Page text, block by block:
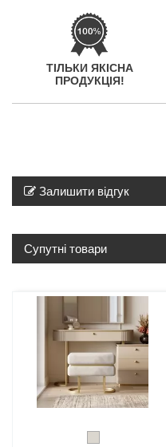
ТІЛЬКИ ЯКІСНА
ПРОДУКЦІЯ!
Залишити відгук
Супутні товари